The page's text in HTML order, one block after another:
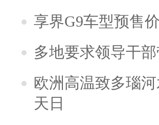
享界G9车型预售
多地要求领导干
欧洲高温致多瑙
天日